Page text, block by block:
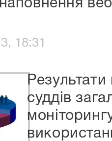
наповнення
18:31
суддів